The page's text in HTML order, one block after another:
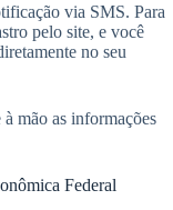
via SMS. Para
pelo site, e você
no seu
à mão as informações
Federal